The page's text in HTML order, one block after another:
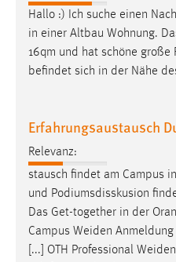
Hallo :) Ich suche einen
in einer Altbau Wohnung.
16qm und hat schöne große
befindet sich in der Nähe
Erfahrungsaustausch
Relevanz:
stausch findet am Campus in
und Podiumsdisskusion
Das Get-together in der
Campus Weiden Anmeldung
[...] OTH Professional Weiden
Cookie Laufzeit:
24 Stunden
Statistik Cookies
Diese Informationen
unsere Besucher unsere
Matomo
Name:
_pk_ref, _pk_cvar, _pk_id,